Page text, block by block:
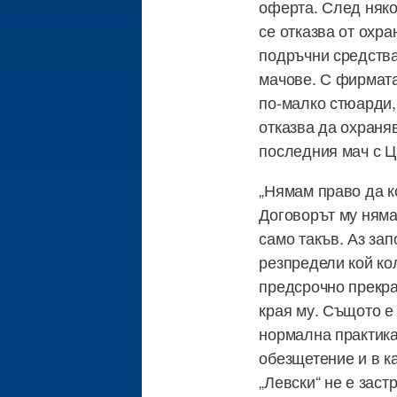
оферта. След
се отказва от
подръчни
мачове. С
по-малко
отказва да
последния мач с
„Нямам право да
Договорът му
само такъв. Аз
резпредели кой
предсрочно
края му. Същото е
нормална
обезщетение и в
„Левски“ не е